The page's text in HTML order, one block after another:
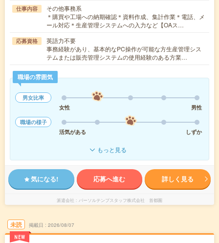
仕事内容
その他事務系
＊購買や工場への納期確認＊資料作成、集計作業＊電話、メ
ール対応＊生産管理システムへの入力など【OAス…
応募資格
英語力不要
事務経験があり、基本的なPC操作が可能な方生産管理シス
テムまたは販売管理システムの使用経験のある方業…
職場の雰囲気
男女比率
女性
男性
職場の様子
活気がある
しずか
もっと見る
気になる! 応募へ進む 詳しく見る
派遣会社 パーソルテンプスタッフ株式会社 首都圏
未読
NEW
掲載日 2026/08/07